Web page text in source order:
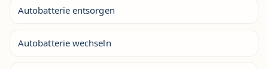
Autobatterie entsorgen
Autobatterie wechseln